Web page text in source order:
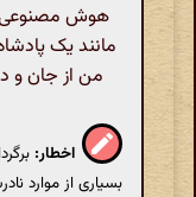
هوش
مانند یک
من از جان و
اخطار:
بسیاری از موارد